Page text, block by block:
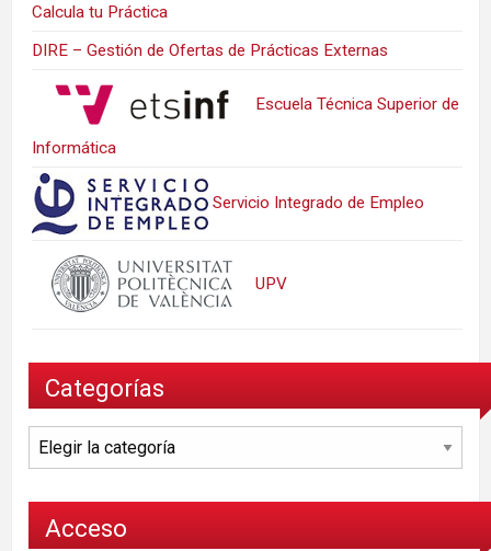
Calcula tu Práctica
DIRE – Gestión de Ofertas de Prácticas Externas
Escuela Técnica Superior de
Informática
Servicio Integrado de Empleo
UPV
Categorías
Categorías
Acceso